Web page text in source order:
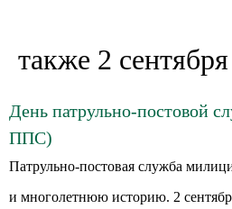
также 2
День патрульно-постовой
ППС)
Патрульно-постовая служба
и многолетнюю историю. 2